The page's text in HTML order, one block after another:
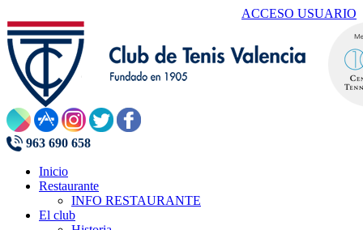
ACCESO USUARIO
963 690 658
Inicio
Restaurante
INFO RESTAURANTE
El club